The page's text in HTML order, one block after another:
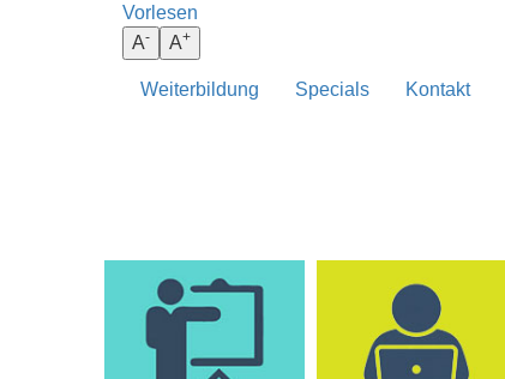
Vorlesen
A- A+
ANATOMIE
Weiterbildung Specials Kontakt